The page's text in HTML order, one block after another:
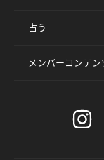
占う
メンバーコンテン